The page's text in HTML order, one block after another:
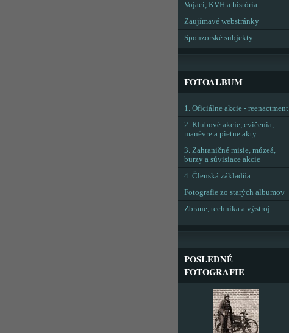
Vojaci, KVH a história
Zaujímavé webstránky
Sponzorské subjekty
FOTOALBUM
1. Oficiálne akcie - reenactment
2. Klubové akcie, cvičenia,
manévre a pietne akty
3. Zahraničné misie, múzeá,
burzy a súvisiace akcie
4. Členská základňa
Fotografie zo starých albumov
Zbrane, technika a výstroj
POSLEDNÉ
FOTOGRAFIE